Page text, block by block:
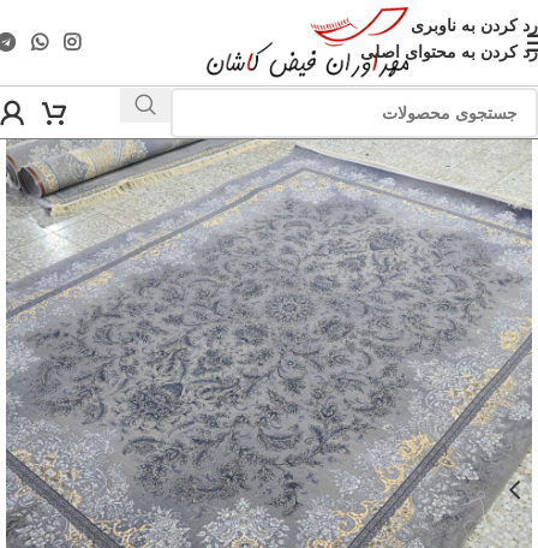
رد کردن به ناوبری
رد کردن به محتوای اصلی